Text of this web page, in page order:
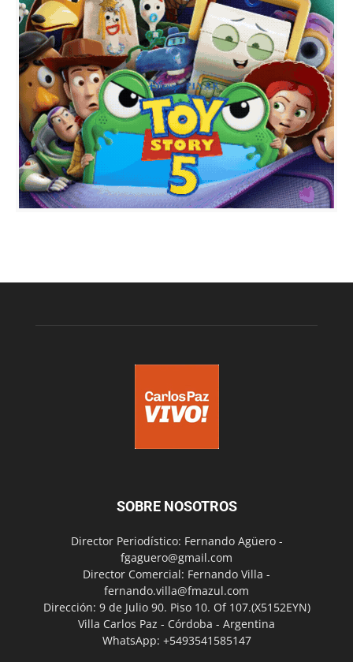
SOBRE NOSOTROS
Director Periodístico: Fernando Agüero -
fgaguero@gmail.com
Director Comercial: Fernando Villa -
fernando.villa@fmazul.com
Dirección: 9 de Julio 90. Piso 10. Of 107.(X5152EYN)
Villa Carlos Paz - Córdoba - Argentina
WhatsApp: +5493541585147